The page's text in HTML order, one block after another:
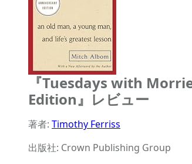
『Tuesdays with
Edition』レビュー
著者: Timothy Ferriss
出版社: Crown Publishing Group